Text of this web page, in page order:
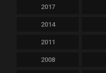
2017
2014
2011
2008